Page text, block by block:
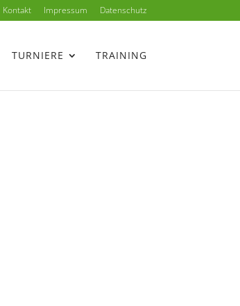
Kontakt Impressum Datenschutz
TURNIERE TRAINING